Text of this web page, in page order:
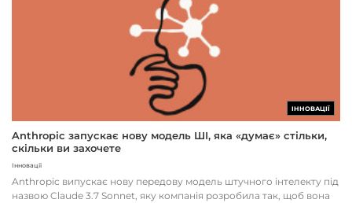
ІННОВАЦІЇ
Anthropic запускає нову модель ШІ, яка «думає» стільки,
скільки ви захочете
Інновації
Anthropic випускає нову передову модель штучного інтелекту під
назвою Claude 3.7 Sonnet, яку компанія розробила так, щоб вона